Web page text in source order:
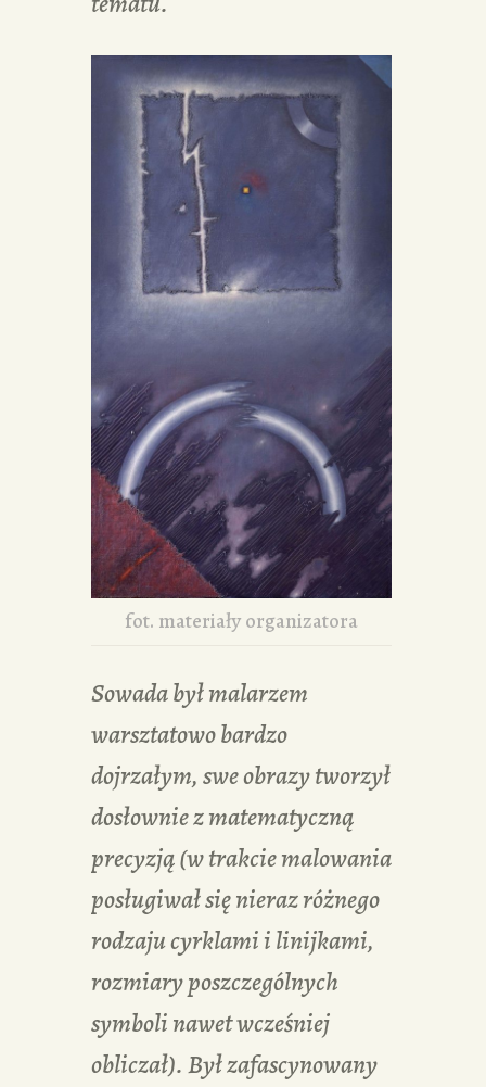
fot. materiały organizatora
Sowada był malarzem
warsztatowo bardzo
dojrzałym, swe obrazy tworzył
dosłownie z matematyczną
precyzją (w trakcie malowania
posługiwał się nieraz różnego
rodzaju cyrklami i linijkami,
rozmiary poszczególnych
symboli nawet wcześniej
obliczał). Był zafascynowany